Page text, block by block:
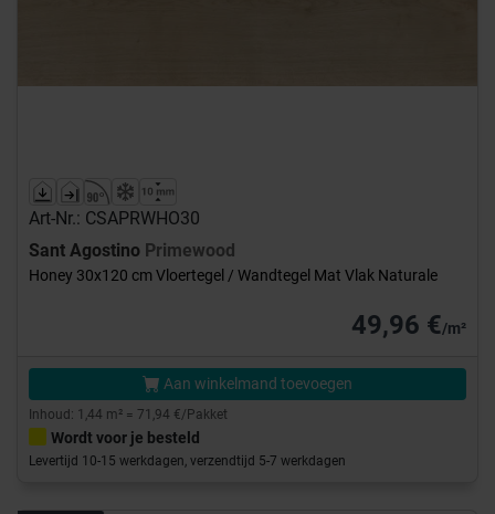
Art-Nr.: CSAPRWHO30
Sant Agostino Primewood
Honey 30x120 cm Vloertegel / Wandtegel Mat Vlak Naturale
49,96 €/m²
Aan winkelmand toevoegen
Inhoud: 1,44 m² = 71,94 €/Pakket
Wordt voor je besteld
Levertijd 10-15 werkdagen, verzendtijd 5-7 werkdagen